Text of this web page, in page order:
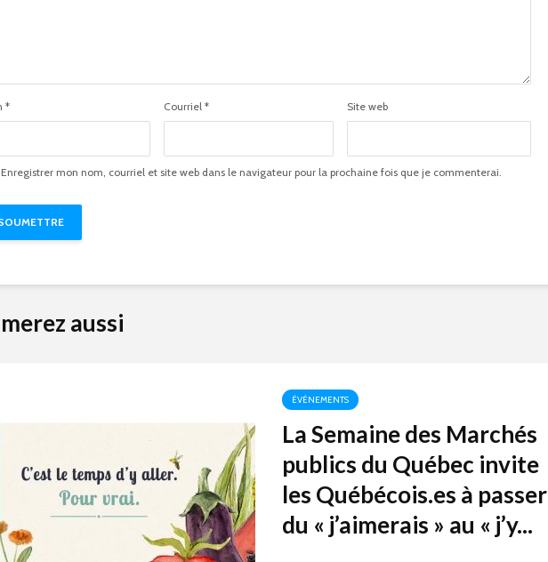
* Courriel * Site web
Enregistrer mon nom, courriel et site web dans le navigateur pour la prochaine fois que je commenterai.
aussi
ÉVÉNEMENTS
La Semaine des Marchés
publics du Québec invite
les Québécois.es à passer
du « j’aimerais » au « j’y...